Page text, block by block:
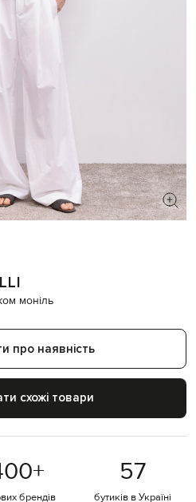
моніль
про наявність
схожі товари
+
брендів
57
бутиків в Україні